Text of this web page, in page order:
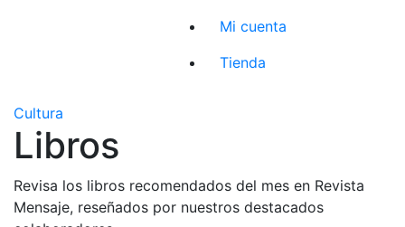
Mi cuenta
Tienda
Cultura
Libros
Revisa los libros recomendados del mes en Revista
Mensaje, reseñados por nuestros destacados